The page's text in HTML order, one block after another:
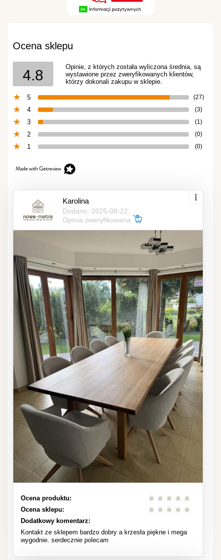
Ocena sklepu
4.8
Opinie, z których została wyliczona średnia, są
wystawione przez zweryfikowanych klientów,
którzy dokonali zakupu w sklepie.
5 (27)
4 (3)
3 (1)
2 (0)
1 (0)
Karolina
Dodano: 2025-08-22
Opinia zweryfikowana
Ocena produktu:
Ocena sklepu:
Dodatkowy komentarz:
Kontakt ze sklepem bardzo dobry a krzesła piękne i mega
wygodnie. serdecznie polecam